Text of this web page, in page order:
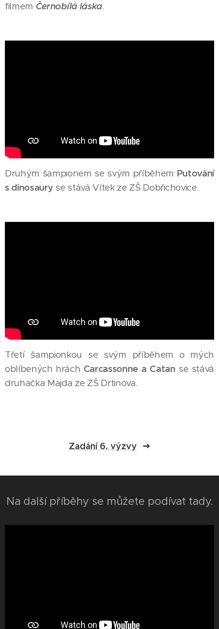
filmem Černobílá láska.
Druhým šampionem se svým příběhem Putování
s dinosaury se stává Vítek ze ZŠ Dobřichovice.
Třetí šampionkou se svým příběhem o mých
oblíbených hrách Carcassonne a Catan se stává
druhačka Majda ze ZŠ Drtinova.
Zadání 6. výzvy
Na další příběhy se můžete podívat tady.